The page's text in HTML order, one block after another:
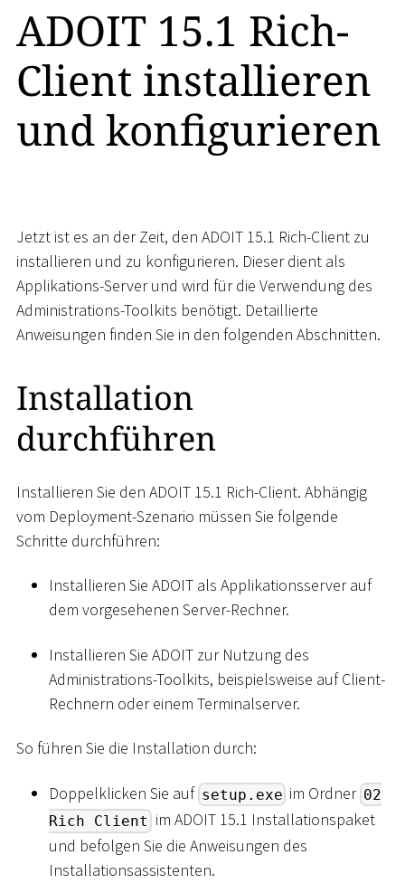
ADOIT 15.1 Rich-
Client installieren
und konfigurieren
Jetzt ist es an der Zeit, den ADOIT 15.1 Rich-Client zu
installieren und zu konfigurieren. Dieser dient als
Applikations-Server und wird für die Verwendung des
Administrations-Toolkits benötigt. Detaillierte
Anweisungen finden Sie in den folgenden Abschnitten.
Installation
durchführen
Installieren Sie den ADOIT 15.1 Rich-Client. Abhängig
vom Deployment-Szenario müssen Sie folgende
Schritte durchführen:
Installieren Sie ADOIT als Applikationsserver auf
dem vorgesehenen Server-Rechner.
Installieren Sie ADOIT zur Nutzung des
Administrations-Toolkits, beispielsweise auf Client-
Rechnern oder einem Terminalserver.
So führen Sie die Installation durch:
Doppelklicken Sie auf setup.exe im Ordner 02
Rich Client im ADOIT 15.1 Installationspaket
und befolgen Sie die Anweisungen des
Installationsassistenten.